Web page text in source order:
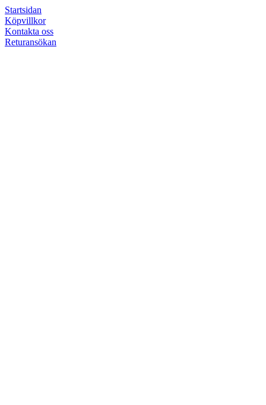
Startsidan
Köpvillkor
Kontakta oss
Returansökan